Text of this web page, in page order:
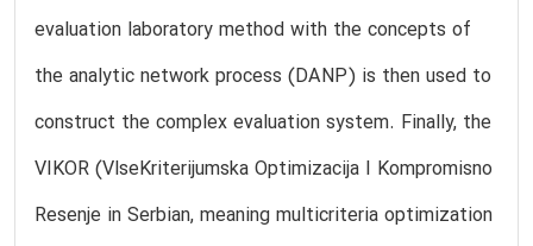
evaluation laboratory method with the concepts of
the analytic network process (DANP) is then used to
construct the complex evaluation system. Finally, the
VIKOR (VlseKriterijumska Optimizacija I Kompromisno
Resenje in Serbian, meaning multicriteria optimization